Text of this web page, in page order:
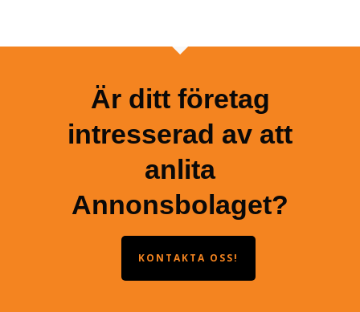
Är ditt företag
intresserad av att
anlita
Annonsbolaget?
KONTAKTA OSS!